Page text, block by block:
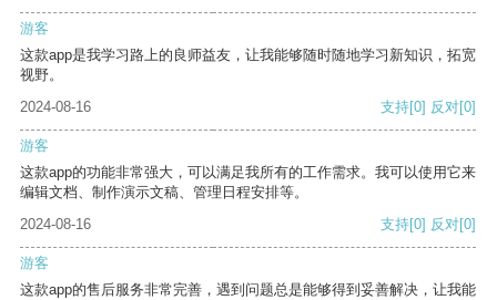
游客
这款app是我学习路上的良师益友，让我能够随时随地学习新知识，拓宽
视野。
2024-08-16
支持[0] 反对[0]
游客
这款app的功能非常强大，可以满足我所有的工作需求。我可以使用它来
编辑文档、制作演示文稿、管理日程安排等。
2024-08-16
支持[0] 反对[0]
游客
这款app的售后服务非常完善，遇到问题总是能够得到妥善解决，让我能